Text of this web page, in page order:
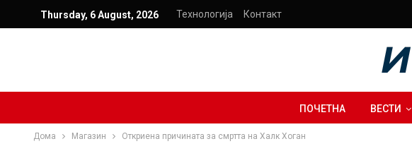
Thursday, 6 August, 2026 Технологија Контакт
ПОЧЕТНА ВЕСТИ
Дома Магазин Откриена причината за смртта на Халк Хоган